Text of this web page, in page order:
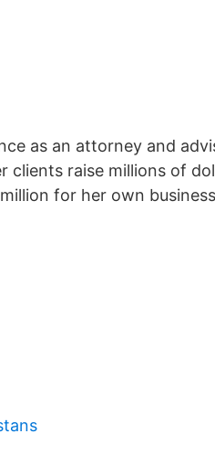
as an attorney and
clients raise millions of
for her own